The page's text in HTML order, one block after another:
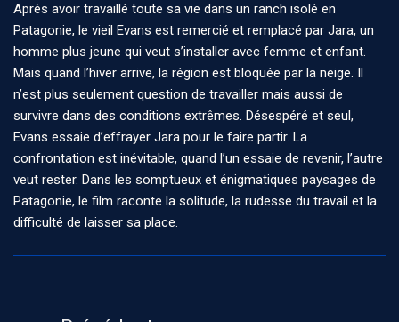
Après avoir travaillé toute sa vie dans un ranch isolé en
Patagonie, le vieil Evans est remercié et remplacé par Jara, un
homme plus jeune qui veut s’installer avec femme et enfant.
Mais quand l’hiver arrive, la région est bloquée par la neige. Il
n’est plus seulement question de travailler mais aussi de
survivre dans des conditions extrêmes. Désespéré et seul,
Evans essaie d’effrayer Jara pour le faire partir. La
confrontation est inévitable, quand l’un essaie de revenir, l’autre
veut rester. Dans les somptueux et énigmatiques paysages de
Patagonie, le film raconte la solitude, la rudesse du travail et la
difficulté de laisser sa place.